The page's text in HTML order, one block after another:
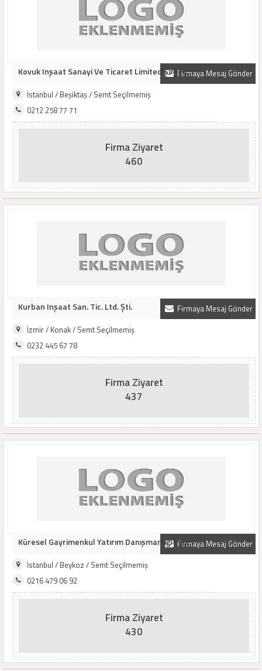
Firmaya Mesaj Gönder
Kovuk Inşaat Sanayi Ve Ticaret Limited Şirket..
İstanbul / Beşiktaş / Semt Seçilmemiş
0212 258 77 71
Firma Ziyaret
460
Firmaya Mesaj Gönder
Kurban Inşaat San. Tic. Ltd. Şti.
İzmir / Konak / Semt Seçilmemiş
0232 445 67 78
Firma Ziyaret
437
Firmaya Mesaj Gönder
Küresel Gayrimenkul Yatırım Danışmanlığı Inşa..
İstanbul / Beykoz / Semt Seçilmemiş
0216 479 06 92
Firma Ziyaret
430